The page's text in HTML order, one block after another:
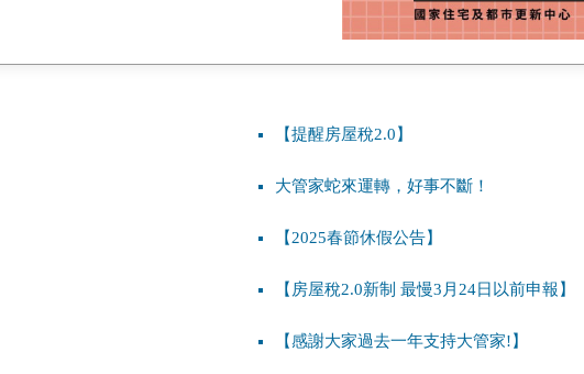
【提醒房屋稅2.0】
大管家蛇來運轉，好事不斷！
【2025春節休假公告】
【房屋稅2.0新制 最慢3月24日以前申報】
【感謝大家過去一年支持大管家!】